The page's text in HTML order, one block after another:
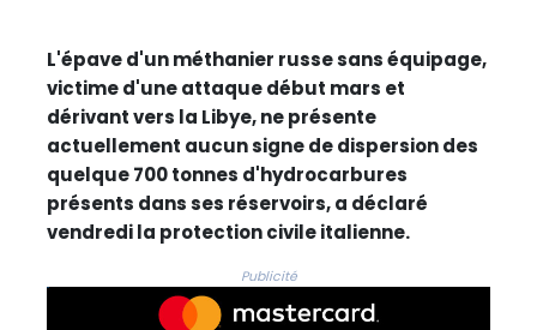
L'épave d'un méthanier russe sans équipage,
victime d'une attaque début mars et
dérivant vers la Libye, ne présente
actuellement aucun signe de dispersion des
quelque 700 tonnes d'hydrocarbures
présents dans ses réservoirs, a déclaré
vendredi la protection civile italienne.
Publicité